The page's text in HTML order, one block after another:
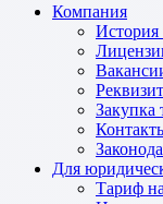
Компания
История
Закупка
Для
Тариф